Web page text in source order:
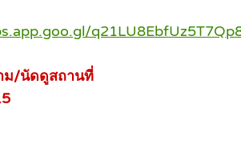
ม/นัดดูสถานที่